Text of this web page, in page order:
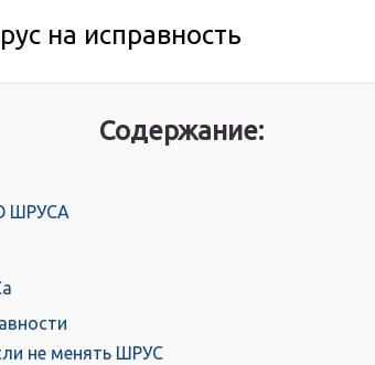
на исправность
Содержание:
ШРУСА
не менять ШРУС